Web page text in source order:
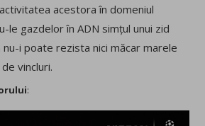
acestora în domeniul
le gazdelor în ADN simțul unui zid
i poate rezista nici măcar marele
vincluri.
: